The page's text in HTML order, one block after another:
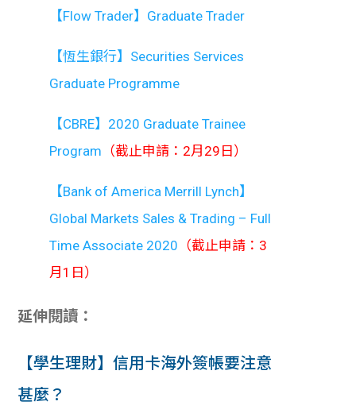
【Flow Trader】Graduate Trader
【恆生銀行】Securities Services
Graduate Programme
【CBRE】2020 Graduate Trainee
Program （截止申請：2月29日）
【Bank of America Merrill Lynch】
Global Markets Sales & Trading – Full
Time Associate 2020 （截止申請：3
月1日）
延伸閱讀：
【學生理財】信用卡海外簽帳要注意
甚麼？